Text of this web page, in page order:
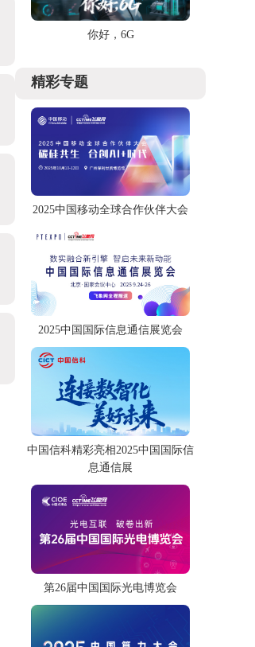
你好，6G
精彩专题
2025中国移动全球合作伙伴大会
2025中国国际信息通信展览会
中国信科精彩亮相2025中国国际信
息通信展
第26届中国国际光电博览会